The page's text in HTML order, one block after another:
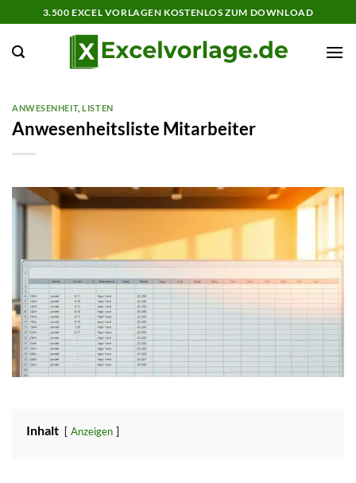
Inhalt
springen
3.500 EXCEL VORLAGEN KOSTENLOS ZUM DOWNLOAD
ANWESENHEIT,LISTEN
Anwesenheitsliste Mitarbeiter
Inhalt Anzeigen